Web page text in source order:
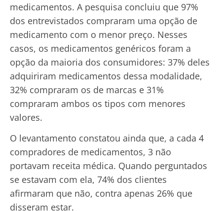
medicamentos. A pesquisa concluiu que 97%
dos entrevistados compraram uma opção de
medicamento com o menor preço. Nesses
casos, os medicamentos genéricos foram a
opção da maioria dos consumidores: 37% deles
adquiriram medicamentos dessa modalidade,
32% compraram os de marcas e 31%
compraram ambos os tipos com menores
valores.
O levantamento constatou ainda que, a cada 4
compradores de medicamentos, 3 não
portavam receita médica. Quando perguntados
se estavam com ela, 74% dos clientes
afirmaram que não, contra apenas 26% que
disseram estar.